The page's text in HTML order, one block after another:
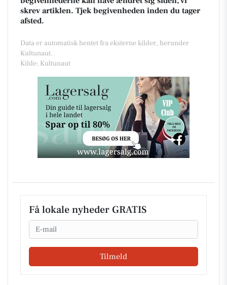
skrev artiklen. Tjek begivenheden inden du tager
afsted.
Data er automatisk hentet fra eksterne kilder, herunder
Kultunaut.
Kilde: Kultunaut
Få lokale nyheder GRATIS
Email
Tilmeld